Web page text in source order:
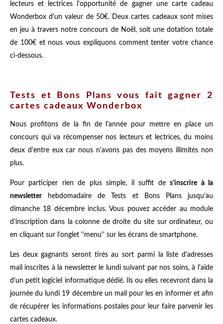
lecteurs et lectrices l'opportunité de gagner une carte cadeau
Wonderbox d'un valeur de 50€. Deux cartes cadeaux sont mises
en jeu à travers notre concours de Noël, soit une dotation totale
de 100€ et nous vous expliquons comment tenter votre chance
ci-dessous.
Tests et Bons Plans vous fait gagner 2
cartes cadeaux Wonderbox
Nous profitons de la fin de l'année pour mettre en place un
concours qui va récompenser nos lecteurs et lectrices, du moins
deux d'entre eux car nous n'avons pas des moyens illimités non
plus.
Pour participer rien de plus simple, il suffit des'inscrire à la
newsletter
hebdomadaire de Tests et Bons Plans jusqu'au
dimanche 18 décembre inclus. Vous pouvez accéder au module
d'inscription dans la colonne de droite du site sur ordinateur, ou
en cliquant sur l'onglet ''menu'' sur les écrans de smartphone.
Les deux gagnants seront tirés au sort parmi la liste d'adresses
mail inscrites à la newsletter le lundi suivant par nos soins, à l'aide
d'un petit logiciel informatique dédié. Ils ou elles recevront dans la
journée du lundi 19 décembre un mail pour les en informer et afin
de récupérer les informations postales pour leur faire parvenir les
cartes cadeaux.